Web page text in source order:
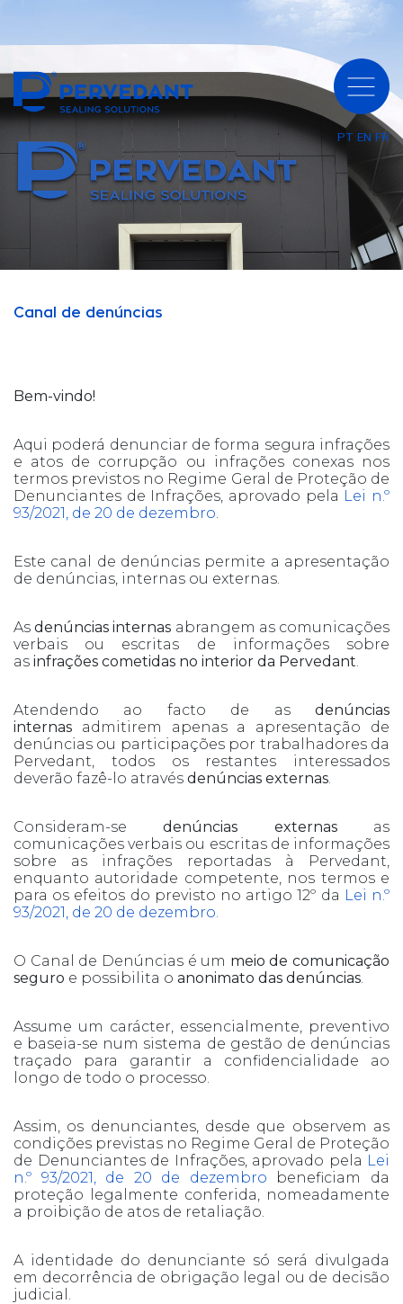
PT EN FR
Canal de denúncias
Bem-vindo!
Aqui poderá denunciar de forma segura infrações
e atos de corrupção ou infrações conexas nos
termos previstos no Regime Geral de Proteção de
Denunciantes de Infrações, aprovado pela Lei n.º
93/2021, de 20 de dezembro.
Este canal de denúncias permite a apresentação
de denúncias, internas ou externas.
Asdenúncias internas abrangem as comunicações
verbais ou escritas de informações sobre
as infrações cometidas no interior da Pervedant.
Atendendo ao facto de as denúncias
internas admitirem apenas a apresentação de
denúncias ou participações por trabalhadores da
Pervedant, todos os restantes interessados
deverão fazê-lo através denúncias externas.
Consideram-sedenúncias externas as
comunicações verbais ou escritas de informações
sobre as infrações reportadas à Pervedant,
enquanto autoridade competente, nos termos e
para os efeitos do previsto no artigo 12º da Lei n.º
93/2021, de 20 de dezembro.
O Canal de Denúncias é um meio de comunicação
seguro e possibilita o anonimato das denúncias.
Assume um carácter, essencialmente, preventivo
e baseia-se num sistema de gestão de denúncias
traçado para garantir a confidencialidade ao
longo de todo o processo.
Assim, os denunciantes, desde que observem as
condições previstas no Regime Geral de Proteção
de Denunciantes de Infrações, aprovado pela Lei
n.º 93/2021, de 20 de dezembro beneficiam da
proteção legalmente conferida, nomeadamente
a proibição de atos de retaliação.
A identidade do denunciante só será divulgada
em decorrência de obrigação legal ou de decisão
judicial.